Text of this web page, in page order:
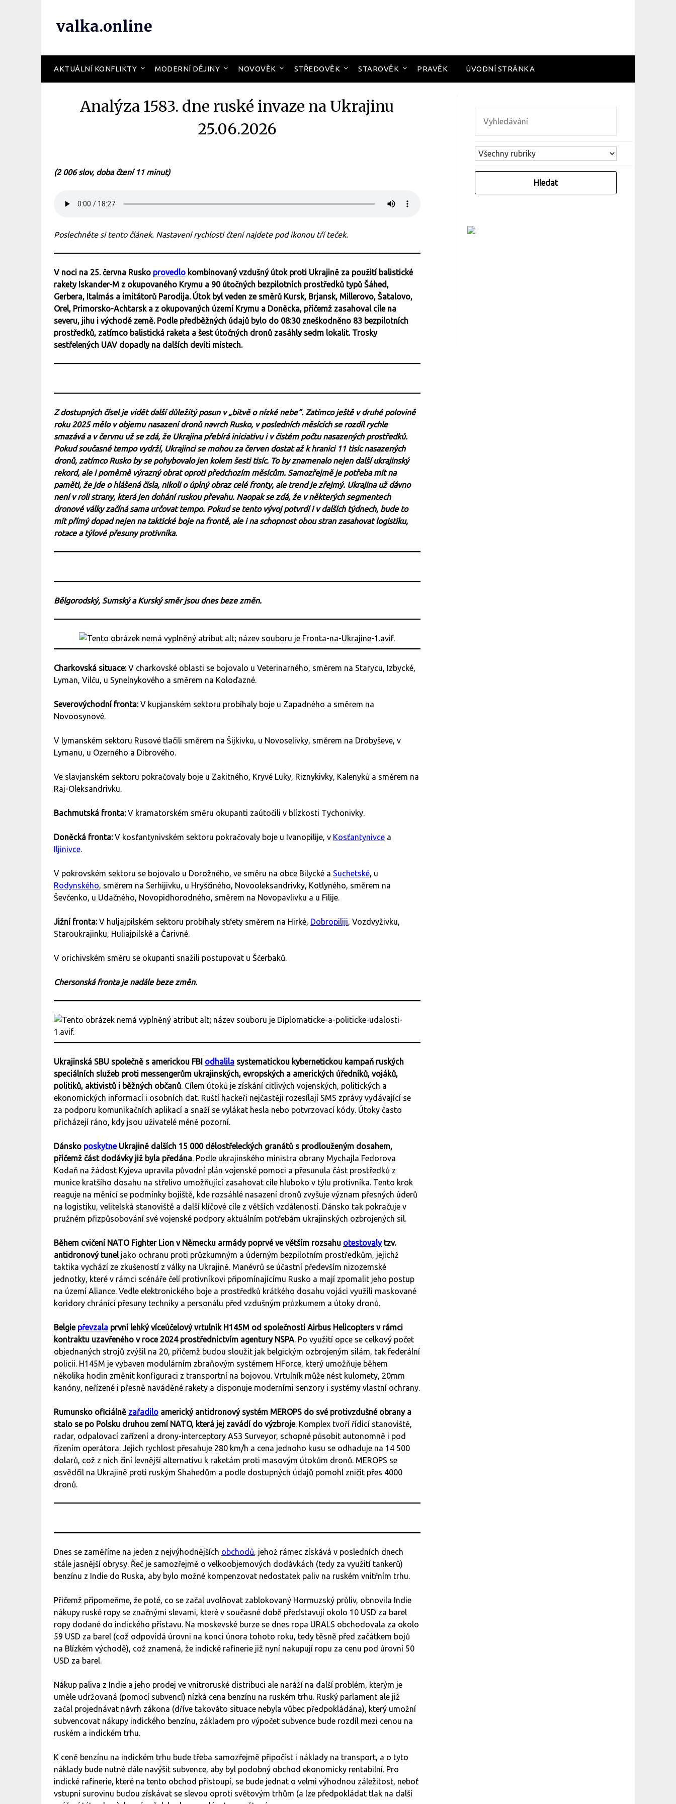
valka.online
AKTUÁLNÍ KONFLIKTY MODERNÍ DĚJINY NOVOVĚK STŘEDOVĚK STAROVĚK PRAVĚK ÚVODNÍ STRÁNKA
Analýza 1583. dne ruské invaze na Ukrajinu
25.06.2026
(2 006 slov, doba čtení 11 minut)
Poslechněte si tento článek. Nastavení rychlosti čtení najdete pod ikonou tří teček.
V noci na 25. června Rusko provedlo kombinovaný vzdušný útok proti Ukrajině za použití balistické
rakety Iskander-M z okupovaného Krymu a 90 útočných bezpilotních prostředků typů Šáhed,
Gerbera, Italmás a imitátorů Parodija. Útok byl veden ze směrů Kursk, Brjansk, Millerovo, Šatalovo,
Orel, Primorsko-Achtarsk a z okupovaných území Krymu a Doněcka, přičemž zasahoval cíle na
severu, jihu i východě země. Podle předběžných údajů bylo do 08:30 zneškodněno 83 bezpilotních
prostředků, zatímco balistická raketa a šest útočných dronů zasáhly sedm lokalit. Trosky
sestřelených UAV dopadly na dalších devíti místech.
Z dostupných čísel je vidět další důležitý posun v „bitvě o nízké nebe“. Zatímco ještě v druhé polovině
roku 2025 mělo v objemu nasazení dronů navrch Rusko, v posledních měsících se rozdíl rychle
smazává a v červnu už se zdá, že Ukrajina přebírá iniciativu i v čistém počtu nasazených prostředků.
Pokud současné tempo vydrží, Ukrajinci se mohou za červen dostat až k hranici 11 tisíc nasazených
dronů, zatímco Rusko by se pohybovalo jen kolem šesti tisíc. To by znamenalo nejen další ukrajinský
rekord, ale i poměrně výrazný obrat oproti předchozím měsícům. Samozřejmě je potřeba mít na
paměti, že jde o hlášená čísla, nikoli o úplný obraz celé fronty, ale trend je zřejmý. Ukrajina už dávno
není v roli strany, která jen dohání ruskou převahu. Naopak se zdá, že v některých segmentech
dronové války začíná sama určovat tempo. Pokud se tento vývoj potvrdí i v dalších týdnech, bude to
mít přímý dopad nejen na taktické boje na frontě, ale i na schopnost obou stran zasahovat logistiku,
rotace a týlové přesuny protivníka.
Bělgorodský, Sumský a Kurský směr jsou dnes beze změn.
Charkovská situace:V charkovské oblasti se bojovalo u Veterinarného, směrem na Starycu, Izbycké,
Lyman, Vilču, u Synelnykového a směrem na Koloďazné.
Severovýchodní fronta:V kupjanském sektoru probíhaly boje u Zapadného a směrem na
Novoosynové.
V lymanském sektoru Rusové tlačili směrem na Šijkivku, u Novoselivky, směrem na Drobyševe, v
Lymanu, u Ozerného a Dibrového.
Ve slavjanském sektoru pokračovaly boje u Zakitného, Kryvé Luky, Riznykivky, Kalenyků a směrem na
Raj-Oleksandrivku.
Bachmutská fronta:V kramatorském směru okupanti zaútočili v blízkosti Tychonivky.
Doněcká fronta:V kosťantynivském sektoru pokračovaly boje u Ivanopilije, v Kosťantynivce a
Iljinivce.
V pokrovském sektoru se bojovalo u Dorožného, ve směru na obce Bilycké a Suchetské, u
Rodynského, směrem na Serhijivku, u Hryščiného, Novooleksandrivky, Kotlyného, směrem na
Ševčenko, u Udačného, Novopidhorodného, směrem na Novopavlivku a u Filije.
Jižní fronta:V huljajpilském sektoru probíhaly střety směrem na Hirké, Dobropiliji, Vozdvyživku,
Staroukrajinku, Huliajpilské a Čarivné.
V orichivském směru se okupanti snažili postupovat u Ščerbaků.
Chersonská fronta je nadále beze změn.
Ukrajinská SBU společně s americkou FBI odhalila systematickou kybernetickou kampaň ruských
speciálních služeb proti messengerům ukrajinských, evropských a amerických úředníků, vojáků,
politiků, aktivistů i běžných občanů. Cílem útoků je získání citlivých vojenských, politických a
ekonomických informací i osobních dat. Ruští hackeři nejčastěji rozesílají SMS zprávy vydávající se
za podporu komunikačních aplikací a snaží se vylákat hesla nebo potvrzovací kódy. Útoky často
přicházejí ráno, kdy jsou uživatelé méně pozorní.
Dánsko poskytne Ukrajině dalších 15 000 dělostřeleckých granátů s prodlouženým dosahem,
přičemž část dodávky již byla předána. Podle ukrajinského ministra obrany Mychajla Fedorova
Kodaň na žádost Kyjeva upravila původní plán vojenské pomoci a přesunula část prostředků z
munice kratšího dosahu na střelivo umožňující zasahovat cíle hluboko v týlu protivníka. Tento krok
reaguje na měnící se podmínky bojiště, kde rozsáhlé nasazení dronů zvyšuje význam přesných úderů
na logistiku, velitelská stanoviště a další klíčové cíle z větších vzdáleností. Dánsko tak pokračuje v
pružném přizpůsobování své vojenské podpory aktuálním potřebám ukrajinských ozbrojených sil.
Během cvičení NATO Fighter Lion v Německu armády poprvé ve větším rozsahu otestovaly tzv.
antidronový tunel jako ochranu proti průzkumným a úderným bezpilotním prostředkům, jejichž
taktika vychází ze zkušeností z války na Ukrajině. Manévrů se účastní především nizozemské
jednotky, které v rámci scénáře čelí protivníkovi připomínajícímu Rusko a mají zpomalit jeho postup
na území Aliance. Vedle elektronického boje a prostředků krátkého dosahu vojáci využili maskované
koridory chránící přesuny techniky a personálu před vzdušným průzkumem a útoky dronů.
Belgie převzala první lehký víceúčelový vrtulník H145M od společnosti Airbus Helicopters v rámci
kontraktu uzavřeného v roce 2024 prostřednictvím agentury NSPA. Po využití opce se celkový počet
objednaných strojů zvýšil na 20, přičemž budou sloužit jak belgickým ozbrojeným silám, tak federální
policii. H145M je vybaven modulárním zbraňovým systémem HForce, který umožňuje během
několika hodin změnit konfiguraci z transportní na bojovou. Vrtulník může nést kulomety, 20mm
kanóny, neřízené i přesně naváděné rakety a disponuje moderními senzory i systémy vlastní ochrany.
Rumunsko oficiálně zařadilo americký antidronový systém MEROPS do své protivzdušné obrany a
stalo se po Polsku druhou zemí NATO, která jej zavádí do výzbroje. Komplex tvoří řídicí stanoviště,
radar, odpalovací zařízení a drony-interceptory AS3 Surveyor, schopné působit autonomně i pod
řízením operátora. Jejich rychlost přesahuje 280 km/h a cena jednoho kusu se odhaduje na 14 500
dolarů, což z nich činí levnější alternativu k raketám proti masovým útokům dronů. MEROPS se
osvědčil na Ukrajině proti ruským Shahedům a podle dostupných údajů pomohl zničit přes 4000
dronů.
Dnes se zaměříme na jeden z nejvýhodnějších obchodů, jehož rámec získává v posledních dnech
stále jasnější obrysy. Řeč je samozřejmě o velkoobjemových dodávkách (tedy za využití tankerů)
benzínu z Indie do Ruska, aby bylo možné kompenzovat nedostatek paliv na ruském vnitřním trhu.
Přičemž připomeňme, že poté, co se začal uvolňovat zablokovaný Hormuzský průliv, obnovila Indie
nákupy ruské ropy se značnými slevami, které v současné době představují okolo 10 USD za barel
ropy dodané do indického přístavu. Na moskevské burze se dnes ropa URALS obchodovala za okolo
59 USD za barel (což odpovídá úrovni na konci února tohoto roku, tedy těsně před začátkem bojů
na Blízkém východě), což znamená, že indické rafinerie již nyní nakupují ropu za cenu pod úrovní 50
USD za barel.
Nákup paliva z Indie a jeho prodej ve vnitroruské distribuci ale naráží na další problém, kterým je
uměle udržovaná (pomocí subvencí) nízká cena benzínu na ruském trhu. Ruský parlament ale již
začal projednávat návrh zákona (dříve takováto situace nebyla vůbec předpokládána), který umožní
subvencovat nákupy indického benzínu, základem pro výpočet subvence bude rozdíl mezi cenou na
ruském a indickém trhu.
K ceně benzínu na indickém trhu bude třeba samozřejmě připočíst i náklady na transport, a o tyto
náklady bude nutné dále navýšit subvence, aby byl podobný obchod ekonomicky rentabilní. Pro
indické rafinerie, které na tento obchod přistoupí, se bude jednat o velmi výhodnou záležitost, neboť
vstupní surovinu budou získávat se slevou oproti světovým trhům (a lze předpokládat tlak na další